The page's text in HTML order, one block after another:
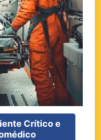
Crítico e